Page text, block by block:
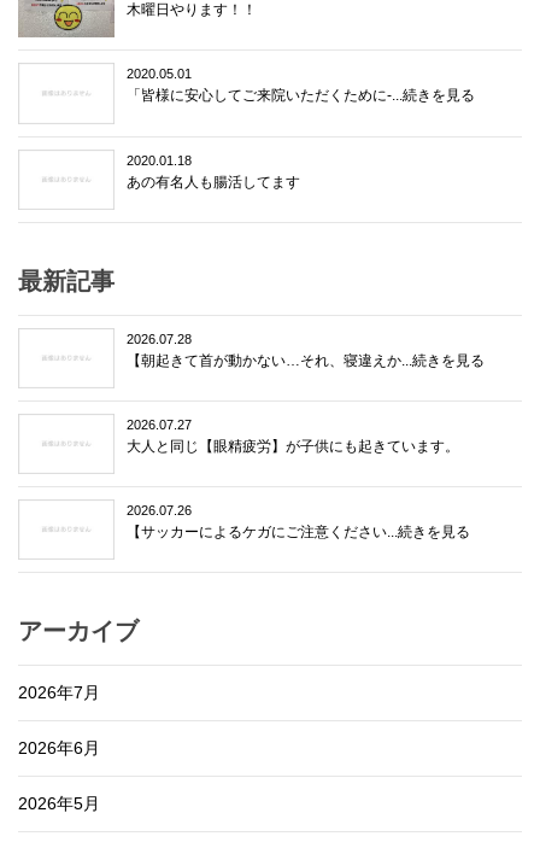
木曜日やります！！
2020.05.01
「皆様に安心してご来院いただくために-...続きを見る
2020.01.18
あの有名人も腸活してます
最新記事
2026.07.28
【朝起きて首が動かない…それ、寝違えか...続きを見る
2026.07.27
大人と同じ【眼精疲労】が子供にも起きています。
2026.07.26
【サッカーによるケガにご注意ください...続きを見る
アーカイブ
2026年7月
2026年6月
2026年5月